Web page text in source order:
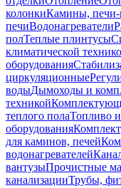
колонкиКамины,
печиВодонагреватели
полТеплые плинтусы
климатической
оборудования
циркуляционные
водыДымоходы и
техникой
теплого полаТопливо и
оборудования
для каминов, печей
водонагревателей
вантузыПрочистные
канализацииТрубы,